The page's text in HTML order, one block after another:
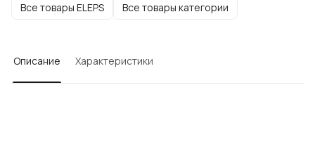
Все товары ELEPS Все товары категории
Описание Характеристики